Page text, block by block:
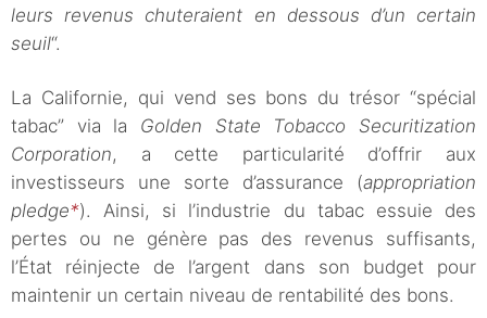
leurs revenus chuteraient en dessous d’un certain
seuil“.
La Californie, qui vend ses bons du trésor “spécial
tabac” via la Golden State Tobacco Securitization
Corporation, a cette particularité d’offrir aux
investisseurs une sorte d’assurance (appropriation
pledge*). Ainsi, si l’industrie du tabac essuie des
pertes ou ne génère pas des revenus suffisants,
l’État réinjecte de l’argent dans son budget pour
maintenir un certain niveau de rentabilité des bons.